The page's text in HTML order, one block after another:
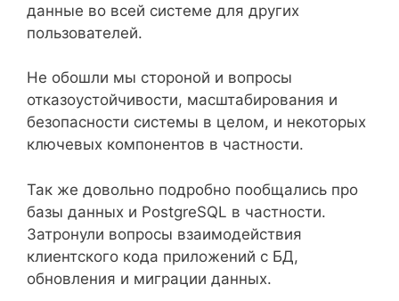
данные во всей системе для других
пользователей.
Не обошли мы стороной и вопросы
отказоустойчивости, масштабирования и
безопасности системы в целом, и некоторых
ключевых компонентов в частности.
Так же довольно подробно пообщались про
базы данных и PostgreSQL в частности.
Затронули вопросы взаимодействия
клиентского кода приложений с БД,
обновления и миграции данных.